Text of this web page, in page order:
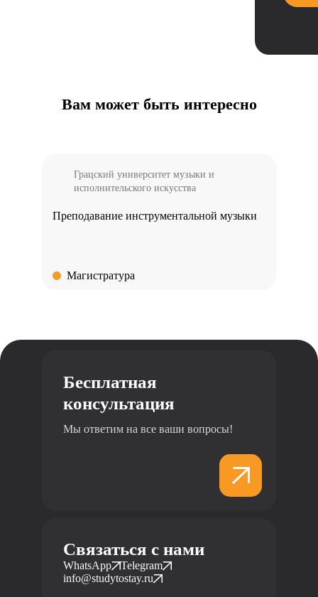
Вам может быть интересно
Грацский университет музыки и
исполнительского искусства
Преподавание инструментальной музыки
Магистратура
Бесплатная
консультация
Мы ответим на все ваши вопросы!
Связаться с нами
WhatsApp
Telegram
info@studytostay.ru